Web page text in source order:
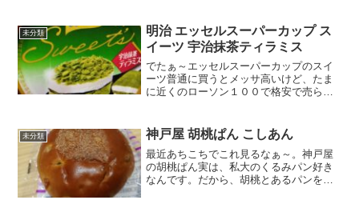
～。丹念熟成に外れなし、だ...
未分類
明治 エッセルスーパーカップ ス
イーツ 宇治抹茶ティラミス
でたぁ～エッセルスーパーカップのスイ
ーツ普通に買うとメッサ高いけど、たま
に近くのローソン１００で格安で売られ
の特徴ですね。上から抹茶クッキーマス
カルポーネチーズアイス...
未分類 神戸屋 胡桃ぱん こしあん
最近あちこちでこれ見るなぁ～。神戸屋
の胡桃ぱん実は、私大のくるみパン好き
なんです。だから、胡桃とあるパンを見